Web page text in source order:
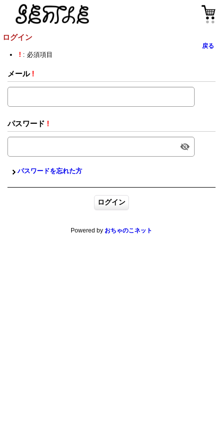
ログイン
戻る
! : 必須項目
メール !
パスワード !
パスワードを忘れた方
Powered by おちゃのこネット